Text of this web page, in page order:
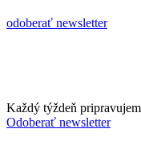
odoberať newsletter
Každý týždeň
Odoberať newsletter